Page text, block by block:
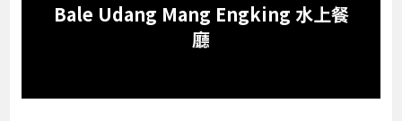
Bale Udang Mang Engking 水上餐
廳